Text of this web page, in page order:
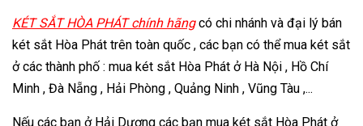
KÉT SẮT HÒA PHÁT chính hãngcó chi nhánh và đại lý bán
két sắt Hòa Phát trên toàn quốc , các bạn có thể mua két sắt
ở các thành phố : mua két sắt Hòa Phát ở Hà Nội , Hồ Chí
Minh , Đà Nẵng , Hải Phòng , Quảng Ninh , Vũng Tàu ,...
Nếu các bạn ở Hải Dương các bạn mua két sắt Hòa Phát ở